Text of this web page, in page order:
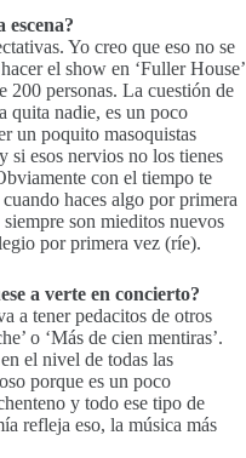
escena?
Yo creo que eso no se
el show en ‘Fuller House’
200 personas. La cuestión de
quita nadie, es un poco
un poquito masoquistas
si esos nervios no los tienes
con el tiempo te
haces algo por primera
son mieditos nuevos
por primera vez (ríe).
a verte en concierto?
a tener pedacitos de otros
o ‘Más de cien mentiras’.
el nivel de todas las
porque es un poco
y todo ese tipo de
refleja eso, la música más